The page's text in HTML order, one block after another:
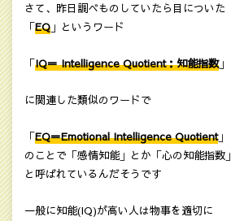
さて、昨日調べものしていたら目についた
「EQ 」というワード
「IQ＝ Intelligence Quotient：知能指数」
に関連した類似のワードで
「EQ＝Emotional Intelligence Quotient」
のことで「感情知能」とか「心の知能指数」
と呼ばれているんだそうです
一般に知能(IQ)が高い人は物事を適切に